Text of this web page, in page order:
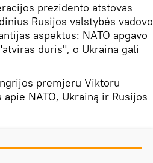
prezidento atstovas
Rusijos valstybės vadovo
aspektus: NATO apgavo
duris", o Ukraina gali
premjeru Viktoru
NATO, Ukrainą ir Rusijos